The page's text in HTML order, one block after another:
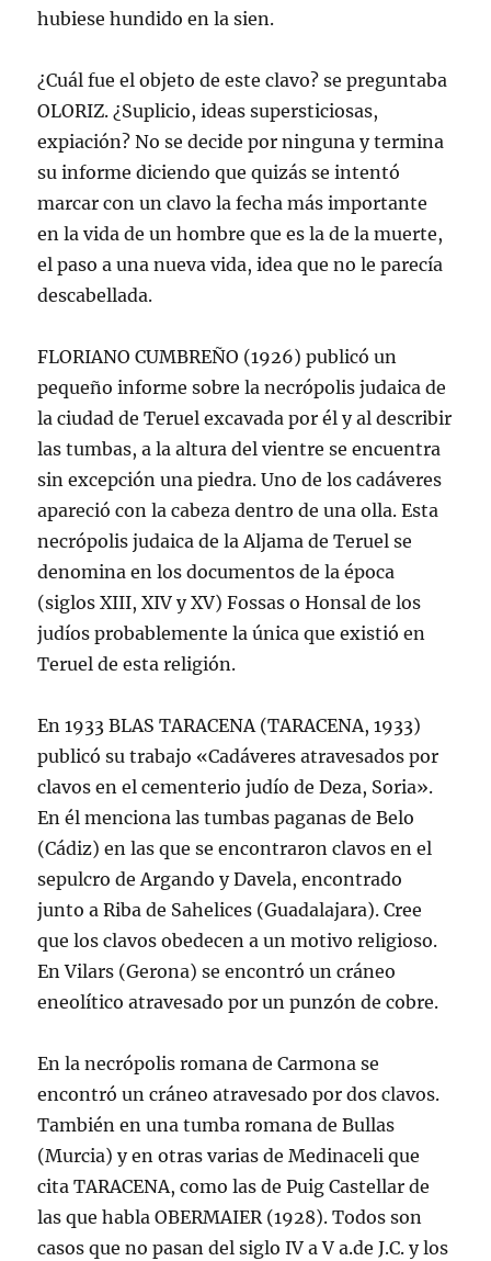
hubiese hundido en la sien.
¿Cuál fue el objeto de este clavo? se preguntaba
OLORIZ. ¿Suplicio, ideas supersticiosas,
expiación? No se decide por ninguna y termina
su informe diciendo que quizás se intentó
marcar con un clavo la fecha más importante
en la vida de un hombre que es la de la muerte,
el paso a una nueva vida, idea que no le parecía
descabellada.
FLORIANO CUMBREÑO (1926) publicó un
pequeño informe sobre la necrópolis judaica de
la ciudad de Teruel excavada por él y al describir
las tumbas, a la altura del vientre se encuentra
sin excepción una piedra. Uno de los cadáveres
apareció con la cabeza dentro de una olla. Esta
necrópolis judaica de la Aljama de Teruel se
denomina en los documentos de la época
(siglos XIII, XIV y XV) Fossas o Honsal de los
judíos probablemente la única que existió en
Teruel de esta religión.
En 1933 BLAS TARACENA (TARACENA, 1933)
publicó su trabajo «Cadáveres atravesados por
clavos en el cementerio judío de Deza, Soria».
En él menciona las tumbas paganas de Belo
(Cádiz) en las que se encontraron clavos en el
sepulcro de Argando y Davela, encontrado
junto a Riba de Sahelices (Guadalajara). Cree
que los clavos obedecen a un motivo religioso.
En Vilars (Gerona) se encontró un cráneo
eneolítico atravesado por un punzón de cobre.
En la necrópolis romana de Carmona se
encontró un cráneo atravesado por dos clavos.
También en una tumba romana de Bullas
(Murcia) y en otras varias de Medinaceli que
cita TARACENA, como las de Puig Castellar de
las que habla OBERMAIER (1928). Todos son
casos que no pasan del siglo IV a V a.de J.C. y los